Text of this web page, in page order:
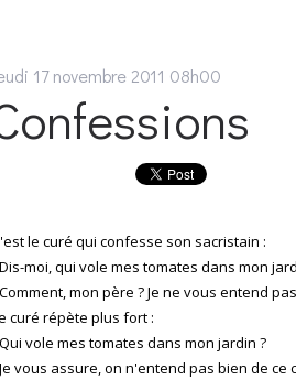
17 novembre 2011 08h00
le curé qui confesse son sacristain :
moi, qui vole mes tomates dans mon
mon père ? Je ne vous entend
curé répète plus fort :
vole mes tomates dans mon jardin ?
vous assure, on n'entend pas bien de ce